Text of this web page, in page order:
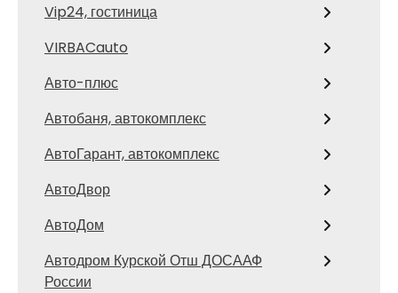
Vip24, гостиница
VIRBACauto
Авто-плюс
Автобаня, автокомплекс
АвтоГарант, автокомплекс
АвтоДвор
АвтоДом
Автодром Курской Отш ДОСААФ
России